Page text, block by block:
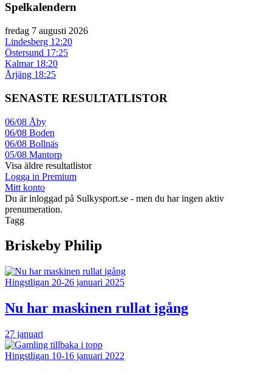
Spelkalendern
fredag 7 augusti 2026
Lindesberg 12:20
Östersund 17:25
Kalmar 18:20
Årjäng 18:25
SENASTE RESULTATLISTOR
06/08 Åby
06/08 Boden
06/08 Bollnäs
05/08 Mantorp
Visa äldre resultatlistor
Logga in Premium
Mitt konto
Du är inloggad på Sulkysport.se - men du har ingen aktiv
prenumeration.
Tagg
Briskeby Philip
Hingstligan 20-26 januari 2025
Nu har maskinen rullat igång
27 januari
Hingstligan 10-16 januari 2022